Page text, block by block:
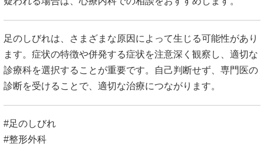
足のしびれは、さまざまな原因によって生じる可能性があり
ます。 症状の特徴や併発する症状を注意深く観察し、適切な
診療科を選択することが重要です。
自己判断せず、専門医の
診断を受けることで、適切な治療につながります。
#足のしびれ
#整形外科